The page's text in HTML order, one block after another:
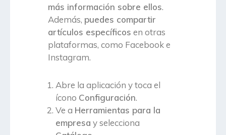
más información sobre ellos.
Además, puedes compartir
artículos específicos en otras
plataformas, como Facebook e
Instagram.
Abre la aplicación y toca el
ícono Configuración.
Ve a Herramientas para la
empresa y selecciona